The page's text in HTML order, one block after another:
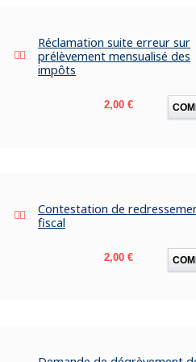
Réclamation suite erreur sur
prélèvement mensualisé des
impôts
Prix
2,00 €
Contestation de
fiscal
Prix
2,00 €